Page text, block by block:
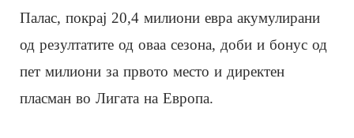
Палас, покрај 20,4 милиони евра акумулирани
од резултатите од оваа сезона, доби и бонус од
пет милиони за првото место и директен
пласман во Лигата на Европа.